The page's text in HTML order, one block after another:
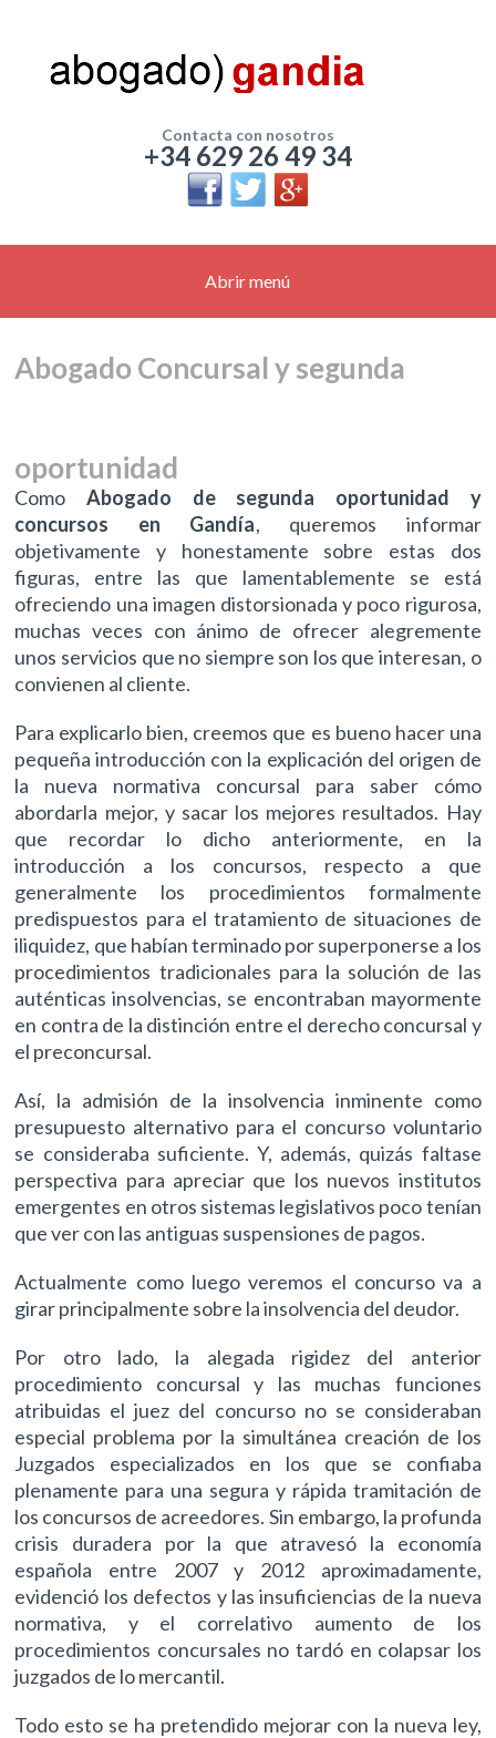
Contacta con nosotros
+34 629 26 49 34
Abrir menú
Abogado Concursal y segunda
oportunidad
ComoAbogado de segunda oportunidad y
concursos en Gandía, queremos informar
objetivamente y honestamente sobre estas dos
figuras, entre las que lamentablemente se está
ofreciendo una imagen distorsionada y poco rigurosa,
muchas veces con ánimo de ofrecer alegremente
unos servicios que no siempre son los que interesan, o
convienen al cliente.
Para explicarlo bien, creemos que es bueno hacer una
pequeña introducción con la explicación del origen de
la nueva normativa concursal para saber cómo
abordarla mejor, y sacar los mejores resultados. Hay
que recordar lo dicho anteriormente, en la
introducción a los concursos, respecto a que
generalmente los procedimientos formalmente
predispuestos para el tratamiento de situaciones de
iliquidez, que habían terminado por superponerse a los
procedimientos tradicionales para la solución de las
auténticas insolvencias, se encontraban mayormente
en contra de la distinción entre el derecho concursal y
el preconcursal.
Así, la admisión de la insolvencia inminente como
presupuesto alternativo para el concurso voluntario
se consideraba suficiente. Y, además, quizás faltase
perspectiva para apreciar que los nuevos institutos
emergentes en otros sistemas legislativos poco tenían
que ver con las antiguas suspensiones de pagos.
Actualmente como luego veremos el concurso va a
girar principalmente sobre la insolvencia del deudor.
Por otro lado, la alegada rigidez del anterior
procedimiento concursal y las muchas funciones
atribuidas el juez del concurso no se consideraban
especial problema por la simultánea creación de los
Juzgados especializados en los que se confiaba
plenamente para una segura y rápida tramitación de
los concursos de acreedores. Sin embargo, la profunda
crisis duradera por la que atravesó la economía
española entre 2007 y 2012 aproximadamente,
evidenció los defectos y las insuficiencias de la nueva
normativa, y el correlativo aumento de los
procedimientos concursales no tardó en colapsar los
juzgados de lo mercantil.
Todo esto se ha pretendido mejorar con la nueva ley,